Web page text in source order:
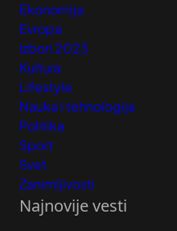
Ekonomija
Evropa
Izbori 2023
Kultura
Lifestyle
Nauka i tehnologija
Politika
Sport
Svet
Zanimljivosti
Najnovije vesti